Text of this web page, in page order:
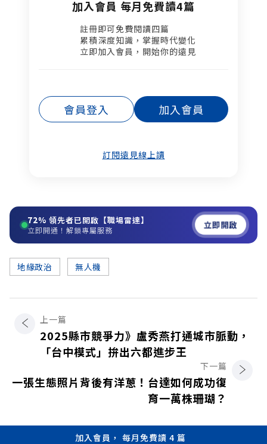
加入會員 每月免費讀4篇
註冊即可免費閱讀四篇​
累積深度知識，掌握時代變化​
立即加入會員，開始你的遠見
會員登入 加入會員
訂閱遠見線上讀
72% 領先者已開啟【職場雷達】
立即開通！解鎖專屬服務 立即開啟
地緣政治 無人機
上一篇
2025縣市競爭力》盧秀燕打通城市脈動，
「台中模式」拚出六都進步王
下一篇
一張生態照片背後有洋蔥！台達如何成功復
育一萬株珊瑚？
加入會員， 每月免費讀 4 篇